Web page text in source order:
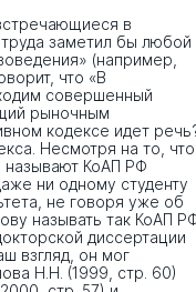
в
заметил бы любой
(например,
что «В
совершенный
рыночным
кодексе идет
Несмотря на то, что
КоАП РФ
ни одному студенту
не говоря уже об
называть так КоАП
диссертации
взгляд, он мог
Н.Н. (1999, стр. 60)